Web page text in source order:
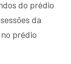
do prédio
da
prédio